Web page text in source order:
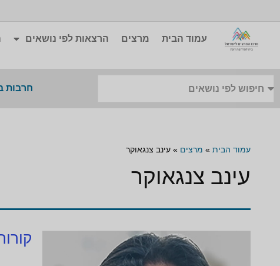
עמוד הבית מרצים הרצאות לפי נושאים
חרבות
עמוד הבית » מרצים »עינב צנגאוקר
עינב צנגאוקר